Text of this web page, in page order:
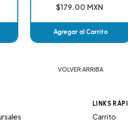
$179.00 MXN
Agregar al Carrito
VOLVER ARRIBA
LINKS
Carrito